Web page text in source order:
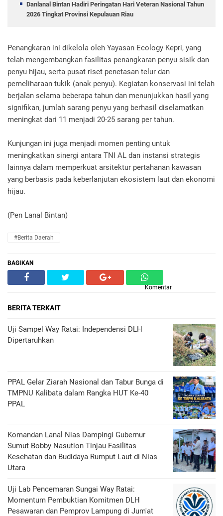
Danlanal Bintan Hadiri Peringatan Hari Veteran Nasional Tahun
2026 Tingkat Provinsi Kepulauan Riau
Penangkaran ini dikelola oleh Yayasan Ecology Kepri, yang
telah mengembangkan fasilitas penangkaran penyu sisik dan
penyu hijau, serta pusat riset penetasan telur dan
pemeliharaan tukik (anak penyu). Kegiatan konservasi ini telah
berjalan selama beberapa tahun dan menunjukkan hasil yang
signifikan, jumlah sarang penyu yang berhasil diselamatkan
meningkat dari 11 menjadi 20-25 sarang per tahun.
Kunjungan ini juga menjadi momen penting untuk
meningkatkan sinergi antara TNI AL dan instansi strategis
lainnya dalam memperkuat arsitektur pertahanan kawasan
yang berbasis pada keberlanjutan ekosistem laut dan ekonomi
hijau.
(Pen Lanal Bintan)
#Berita Daerah
BAGIKAN
Komentar
BERITA TERKAIT
Uji Sampel Way Ratai: Independensi DLH
Dipertaruhkan
PPAL Gelar Ziarah Nasional dan Tabur Bunga di
TMPNU Kalibata dalam Rangka HUT Ke-40
PPAL
Komandan Lanal Nias Dampingi Gubernur
Sumut Bobby Nasution Tinjau Fasilitas
Kesehatan dan Budidaya Rumput Laut di Nias
Utara
Uji Lab Pencemaran Sungai Way Ratai:
Momentum Pembuktian Komitmen DLH
Pesawaran dan Pemprov Lampung di Jum'at